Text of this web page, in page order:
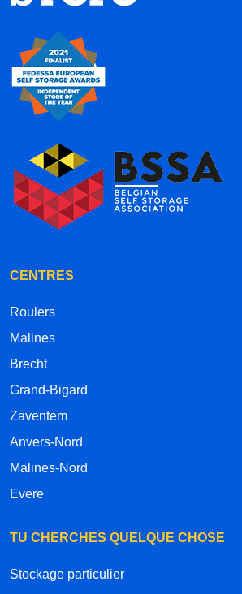
CENTRES
Roulers
Malines
Brecht
Grand-Bigard
Zaventem
Anvers-Nord
Malines-Nord
Evere
TU CHERCHES QUELQUE CHOSE
Stockage particulier